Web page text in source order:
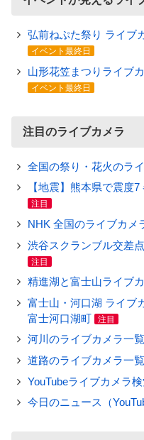
弘前ねぷた祭り ライブ
イベント最終日
山形花笠まつりライブ
イベント最終日
注目のライブカメラ
全国の祭り・花火のラ
【地震】熊本県で震度
注目
NHK 全国のライブカメ
渋谷スクランブル交差
注目
精進湖と富士山ライブ
富士山・河口湖 ライブ
富士河口湖町
注目
河川のライブカメラ一覧
道路のライブカメラ一覧
YouTubeライブカメラ
今日のニュース（